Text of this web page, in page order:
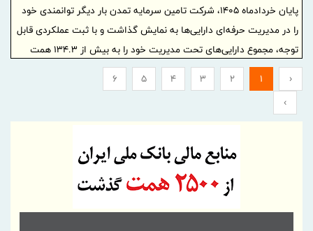
پایان خردادماه ۱۴۰۵، شرکت تامین سرمایه تمدن بار دیگر توانمندی خود
را در مدیریت حرفه‌ای دارایی‌ها به نمایش گذاشت و با ثبت عملکردی قابل
توجه، مجموع دارایی‌های تحت مدیریت خود را به بیش از ۱۳۴.۳ همت
شش‌ماهه به ثبت رساند.
‹
1
2
3
4
5
6
›